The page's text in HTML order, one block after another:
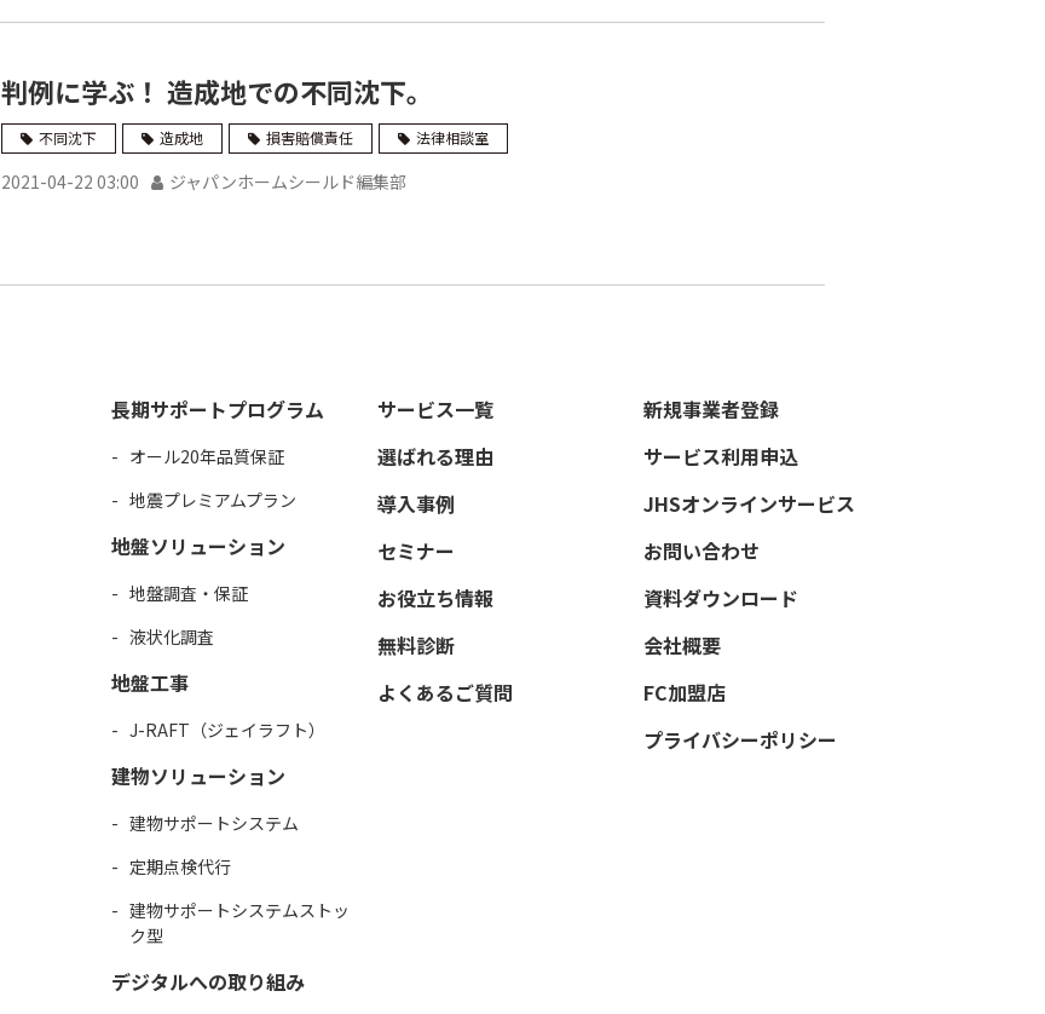
判例に学ぶ！ 造成地での不同沈下。
不同沈下 造成地 損害賠償責任 法律相談室
2021-04-22 03:00 ジャパンホームシールド編集部
長期サポートプログラム
オール20年品質保証
地震プレミアムプラン
地盤ソリューション
地盤調査・保証
液状化調査
地盤工事
J-RAFT（ジェイラフト）
建物ソリューション
建物サポートシステム
定期点検代行
建物サポートシステムストッ
ク型
デジタルへの取り組み
サービス一覧
選ばれる理由
導入事例
セミナー
お役立ち情報
無料診断
よくあるご質問
新規事業者登録
サービス利用申込
JHSオンラインサービス
お問い合わせ
資料ダウンロード
会社概要
FC加盟店
プライバシーポリシー